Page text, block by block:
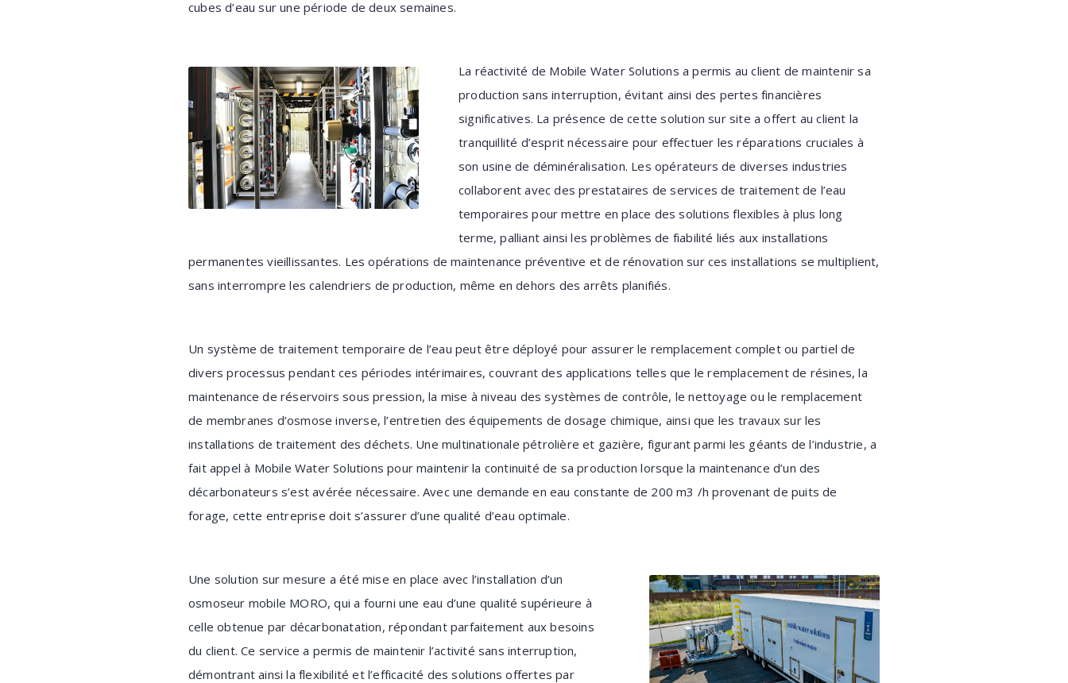
cubes d’eau sur une période de deux semaines.
La réactivité de Mobile Water Solutions a permis au client de maintenir sa
production sans interruption, évitant ainsi des pertes financières
significatives. La présence de cette solution sur site a offert au client la
tranquillité d’esprit nécessaire pour effectuer les réparations cruciales à
son usine de déminéralisation. Les opérateurs de diverses industries
collaborent avec des prestataires de services de traitement de l’eau
temporaires pour mettre en place des solutions flexibles à plus long
terme, palliant ainsi les problèmes de fiabilité liés aux installations
permanentes vieillissantes. Les opérations de maintenance préventive et de rénovation sur ces installations se multiplient,
sans interrompre les calendriers de production, même en dehors des arrêts planifiés.
Un système de traitement temporaire de l’eau peut être déployé pour assurer le remplacement complet ou partiel de
divers processus pendant ces périodes intérimaires, couvrant des applications telles que le remplacement de résines, la
maintenance de réservoirs sous pression, la mise à niveau des systèmes de contrôle, le nettoyage ou le remplacement
de membranes d’osmose inverse, l’entretien des équipements de dosage chimique, ainsi que les travaux sur les
installations de traitement des déchets. Une multinationale pétrolière et gazière, figurant parmi les géants de l’industrie, a
fait appel à Mobile Water Solutions pour maintenir la continuité de sa production lorsque la maintenance d’un des
décarbonateurs s’est avérée nécessaire. Avec une demande en eau constante de 200 m3 /h provenant de puits de
forage, cette entreprise doit s’assurer d’une qualité d’eau optimale.
Une solution sur mesure a été mise en place avec l’installation d’un
osmoseur mobile MORO, qui a fourni une eau d’une qualité supérieure à
celle obtenue par décarbonatation, répondant parfaitement aux besoins
du client. Ce service a permis de maintenir l’activité sans interruption,
démontrant ainsi la flexibilité et l’efficacité des solutions offertes par